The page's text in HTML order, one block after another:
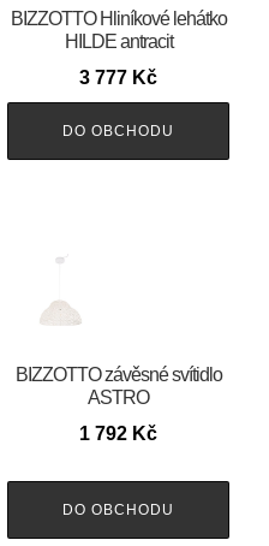
BIZZOTTO Hliníkové lehátko
HILDE antracit
3 777 Kč
DO OBCHODU
BIZZOTTO závěsné svítidlo
ASTRO
1 792 Kč
DO OBCHODU